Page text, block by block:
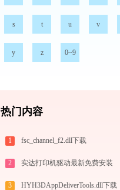
s t u v
y z 0~9
热门内容
1 fsc_channel_f2.dll下载
2 实达打印机驱动最新免费安装
3 HYH3DAppDeliverTools.dll下载